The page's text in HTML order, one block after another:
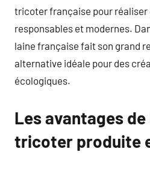
tricoter française pour
responsables et modernes.
laine française fait son grand
alternative idéale pour des
écologiques.
Les avantages de
tricoter produite